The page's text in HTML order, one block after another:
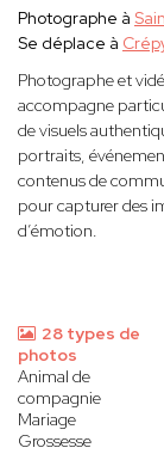
Photographe à
Se déplace à
Photographe et
accompagne
de visuels
portraits,
contenus de
pour capturer des
d’émotion.
28 types de
photos
Animal de
compagnie
Mariage
Grossesse